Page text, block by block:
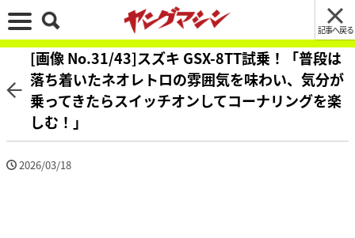
記事へ戻る
[画像 No.31/43]スズキ GSX-8TT試乗！「普段は
落ち着いたネオレトロの雰囲気を味わい、気分が
乗ってきたらスイッチオンしてコーナリングを楽
しむ！」
2026/03/18